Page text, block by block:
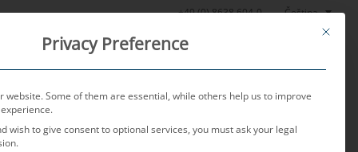
+49 (0) 8638 604-0 Čeština
Aktuality O nás Kariéra Kontakt
This
Privacy Preference
website. Some of them are essential, while others help us to improve
wish to give consent to optional services, you must ask your legal